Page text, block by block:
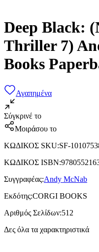
Deep Black:
Thriller 7)
Books
Αγαπημένα
Σύγκρινέ το
Μοιράσου το
ΚΩΔΙΚΟΣ SKU:SF-
ΚΩΔΙΚΟΣ ISBN:
Συγγραφέας:Andy McNab
Εκδότης:CORGI BOOKS
Αριθμός Σελίδων:512
Δες όλα τα χαρακτηριστικά